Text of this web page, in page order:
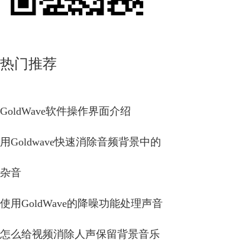
热门推荐
GoldWave软件操作界面介绍
用Goldwave快速消除音频背景中的
杂音
使用GoldWave的降噪功能处理声音
怎么给视频消除人声保留背景音乐